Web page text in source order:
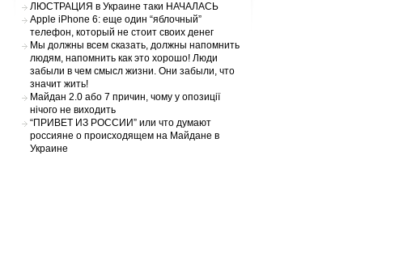
ЛЮСТРАЦИЯ в Украине таки НАЧАЛАСЬ
Apple iPhone 6: еще один “яблочный”
телефон, который не стоит своих денег
Мы должны всем сказать, должны напомнить
людям, напомнить как это хорошо! Люди
забыли в чем смысл жизни. Они забыли, что
значит жить!
Майдан 2.0 або 7 причин, чому у опозиції
нічого не виходить
“ПРИВЕТ ИЗ РОССИИ” или что думают
россияне о происходящем на Майдане в
Украине